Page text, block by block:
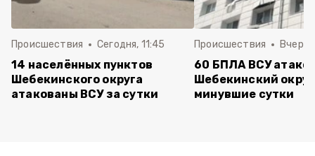
Происшествия Сегодня, 11:45
14 населённых пунктов
Шебекинского округа
атакованы ВСУ за сутки
Происшествия Вчера,
60 БПЛА ВСУ
Шебекинский
минувшие сутки